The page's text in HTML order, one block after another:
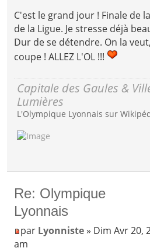
C'est le grand jour ! Finale de
de la Ligue. Je stresse déjà
Dur de se détendre. On la
coupe ! ALLEZ L'OL !!!
Capitale des Gaules &
Lumières
L'Olympique Lyonnais sur
Re: Olympique
Lyonnais
par Lyonniste» Dim Avr 20,
am